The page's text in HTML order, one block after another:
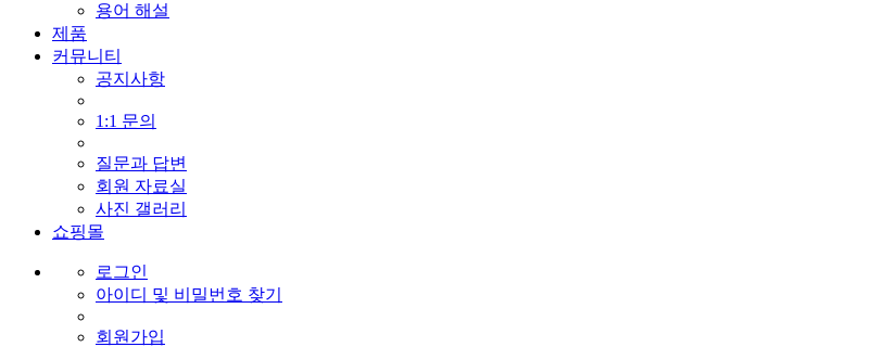
용어 해설
제품
커뮤니티
공지사항
1:1 문의
질문과 답변
회원 자료실
사진 갤러리
쇼핑몰
로그인
아이디 및 비밀번호 찾기
회원가입